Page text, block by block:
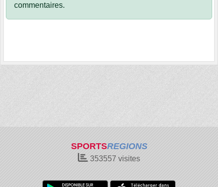
commentaires.
SPORTSREGIONS
353557 visites